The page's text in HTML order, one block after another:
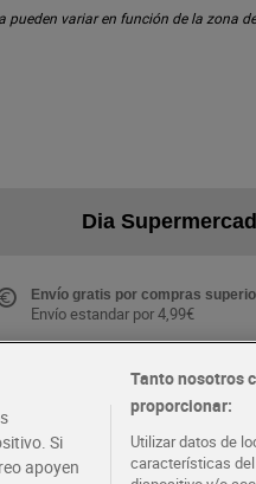
variar en función de la zona
Dia
Envío gratis por compras
Envío estandar por 4,99€
Folletos y Tiendas
cercana
Si
apoyen
Tanto nosotros
proporcionar:
Utilizar datos de
características